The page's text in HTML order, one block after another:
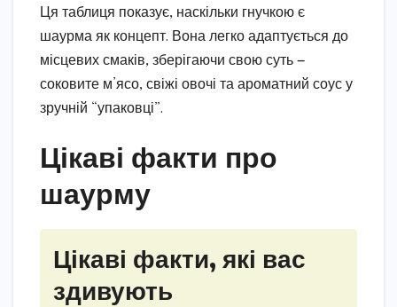
Ця таблиця показує, наскільки гнучкою є
шаурма як концепт. Вона легко адаптується до
місцевих смаків, зберігаючи свою суть —
соковите м’ясо, свіжі овочі та ароматний соус у
зручній “упаковці”.
Цікаві факти про
шаурму
Цікаві факти, які вас
здивують